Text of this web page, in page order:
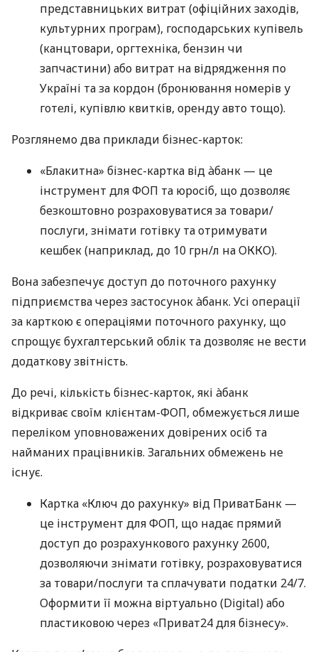
представницьких витрат (офіційних заходів,
культурних програм), господарських купівель
(канцтовари, оргтехніка, бензин чи
запчастини) або витрат на відрядження по
Україні та за кордон (бронювання номерів у
готелі, купівлю квитків, оренду авто тощо).
Розглянемо два приклади бізнес-карток:
«Блакитна» бізнес-картка від àбанк — це
інструмент для ФОП та юросіб, що дозволяє
безкоштовно розраховуватися за товари/
послуги, знімати готівку та отримувати
кешбек (наприклад, до 10 грн/л на ОККО).
Вона забезпечує доступ до поточного рахунку
підприємства через застосунок àбанк. Усі операції
за карткою є операціями поточного рахунку, що
спрощує бухгалтерський облік та дозволяє не вести
додаткову звітність.
До речі, кількість бізнес-карток, які àбанк
відкриває своїм клієнтам-ФОП, обмежується лише
переліком уповноважених довірених осіб та
найманих працівників. Загальних обмежень не
існує.
Картка «Ключ до рахунку» від ПриватБанк —
це інструмент для ФОП, що надає прямий
доступ до розрахункового рахунку 2600,
дозволяючи знімати готівку, розраховуватися
за товари/послуги та сплачувати податки 24/7.
Оформити її можна віртуально (Digital) або
пластиковою через «Приват24 для бізнесу».